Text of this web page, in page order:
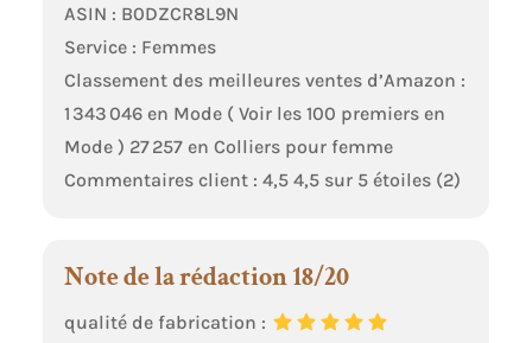
ASIN : B0DZCR8L9N
Service : Femmes
Classement des meilleures ventes d’Amazon :
1 343 046 en Mode ( Voir les 100 premiers en
Mode ) 27 257 en Colliers pour femme
Commentaires client : 4,5 4,5 sur 5 étoiles (2)
Note de la rédaction 18/20
qualité de fabrication :